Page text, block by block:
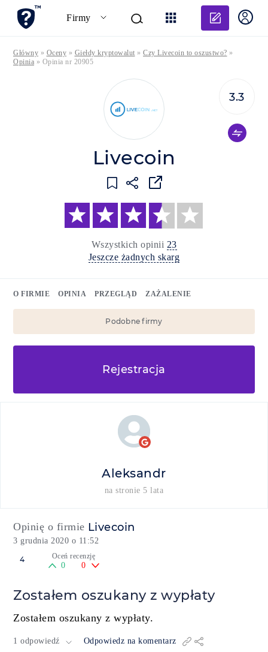
Firmy
Dodaj
Główny » Oceny » Giełdy kryptowalut » Czy Livecoin to oszustwo? »
Opinia » Opinia nr 20905
Livecoin
Wszystkich opinii 23
Jeszcze żadnych skarg
3.3
O FIRMIE OPINIA PRZEGLĄD ZAŻALENIE
Podobne firmy
Rejestracja
Opinię o firmie Livecoin
3 grudnia 2020 o 11:52
4 Oceń recenzję
0 0
Zostałem oszukany z wypłaty
Zostałem oszukany z wypłaty.
1 odpowiedź Odpowiedz na komentarz
Aleksandr
na stronie 5 lata